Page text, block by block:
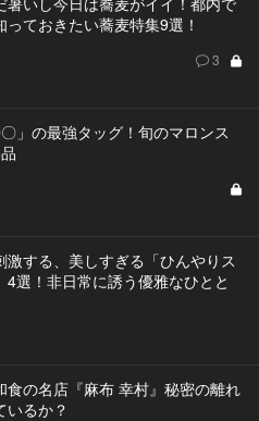
っておきたい蕎麦特集9選！
3
〇」の最強タッグ！旬のマロンス
激する、美しすぎる「ひんやりス
4選！非日常に誘う優雅なひとと
食の名店『麻布 幸村』秘密の離れ
いるか？